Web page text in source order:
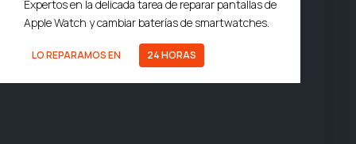
Expertos en la delicada tarea de reparar pantallas de
Apple Watch y cambiar baterías de smartwatches.
LO REPARAMOS EN 24 HORAS